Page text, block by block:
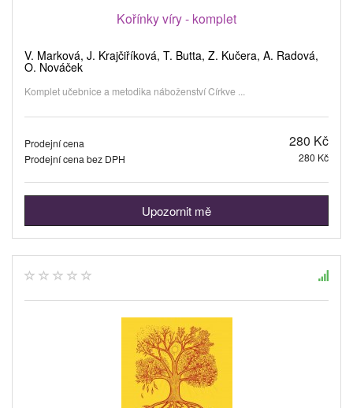
Kořínky víry - komplet
V. Marková, J. Krajčiříková, T. Butta, Z. Kučera, A. Radová,
O. Nováček
Komplet učebnice a metodika náboženství Církve ...
Prodejní cena 280 Kč
Prodejní cena bez DPH 280 Kč
Upozornit mě